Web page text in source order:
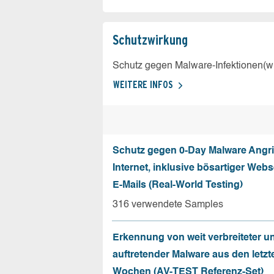
Schutz­wirkung
Schutz gegen Malware-
WEITERE INFOS
Schutz gegen 0-Day Malware
Internet, inklusive bösartiger
E-Mails (Real-World Testing)
316 verwendete Samples
Erkennung von weit verbreiteter
auftretender Malware aus den